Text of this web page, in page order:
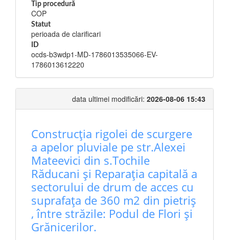
Tip procedură
COP
Statut
perioada de clarificari
ID
ocds-b3wdp1-MD-1786013535066-EV-
1786013612220
data ultimei modificări: 2026-08-06 15:43
Construcția rigolei de scurgere
a apelor pluviale pe str.Alexei
Mateevici din s.Tochile
Răducani și Reparația capitală a
sectorului de drum de acces cu
suprafața de 360 m2 din pietriș
, între străzile: Podul de Flori și
Grănicerilor.